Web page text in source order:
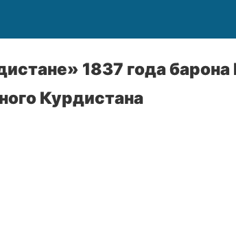
1837 года барона
Курдистана